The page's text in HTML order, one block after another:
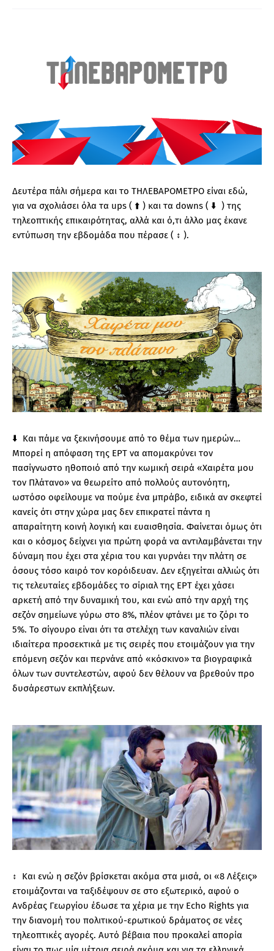
Δευτέρα πάλι σήμερα και το ΤΗΛΕΒΑΡΟΜΕΤΡΟ είναι εδώ,
για να σχολιάσει όλα τα ups ( ⬆️ ) και τα downs ( ⬇️ ) της
τηλεοπτικής επικαιρότητας, αλλά και ό,τι άλλο μας έκανε
εντύπωση την εβδομάδα που πέρασε ( ↕️ ).
⬇️ Και πάμε να ξεκινήσουμε από το θέμα των ημερών…
Μπορεί η απόφαση της ΕΡΤ να απομακρύνει τον
πασίγνωστο ηθοποιό από την κωμική σειρά «Χαιρέτα μου
τον Πλάτανο» να θεωρείτο από πολλούς αυτονόητη,
ωστόσο οφείλουμε να πούμε ένα μπράβο, ειδικά αν σκεφτεί
κανείς ότι στην χώρα μας δεν επικρατεί πάντα η
απαραίτητη κοινή λογική και ευαισθησία. Φαίνεται όμως ότι
και ο κόσμος δείχνει για πρώτη φορά να αντιλαμβάνεται την
δύναμη που έχει στα χέρια του και γυρνάει την πλάτη σε
όσους τόσο καιρό τον κορόιδευαν. Δεν εξηγείται αλλιώς ότι
τις τελευταίες εβδομάδες το σίριαλ της ΕΡΤ έχει χάσει
αρκετή από την δυναμική του, και ενώ από την αρχή της
σεζόν σημείωνε γύρω στο 8%, πλέον φτάνει με το ζόρι το
5%. Το σίγουρο είναι ότι τα στελέχη των καναλιών είναι
ιδιαίτερα προσεκτικά με τις σειρές που ετοιμάζουν για την
επόμενη σεζόν και περνάνε από «κόσκινο» τα βιογραφικά
όλων των συντελεστών, αφού δεν θέλουν να βρεθούν προ
δυσάρεστων εκπλήξεων.
↕️ Και ενώ η σεζόν βρίσκεται ακόμα στα μισά, οι «8 Λέξεις»
ετοιμάζονται να ταξιδέψουν σε στο εξωτερικό, αφού ο
Ανδρέας Γεωργίου έδωσε τα χέρια με την Echo Rights για
την διανομή του πολιτικού-ερωτικού δράματος σε νέες
τηλεοπτικές αγορές. Αυτό βέβαια που προκαλεί απορία